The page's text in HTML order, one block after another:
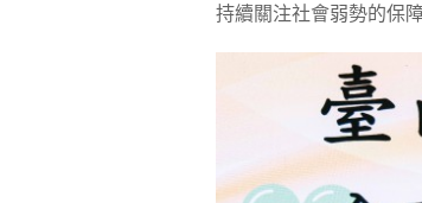
持續關注社會弱勢的保